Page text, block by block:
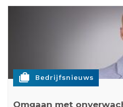
cases Bedrijfsnieuws
Omgaan met